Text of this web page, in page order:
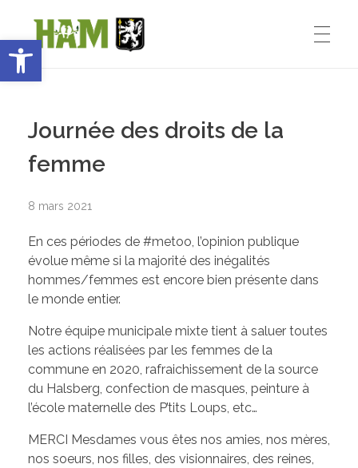
Ouvrir la barre d’outils
Ham-sous-Varsberg
VIE MUNICIPALE
Inventons le HAM de demain
Le Maire : Edmond Bettinger
Le conseil Municipal
Les élus de la CCW
Les délibérations du Conseil Municipal
Les Entreprises de Ham
Les Associations de Ham
Bulletins Municipaux
SPORT ET ENSEIGNEMENT
Assistant(e)s maternel(le)s
Journée des droits de la
femme
8 mars 2021
En ces périodes de #metoo, l’opinion publique
évolue même si la majorité des inégalités
hommes/femmes est encore bien présente dans
le monde entier.
Notre équipe municipale mixte tient à saluer toutes
les actions réalisées par les femmes de la
commune en 2020, rafraichissement de la source
du Halsberg, confection de masques, peinture à
l’école maternelle des P’tits Loups, etc…
MERCI Mesdames vous êtes nos amies, nos mères,
nos soeurs, nos filles, des visionnaires, des reines,